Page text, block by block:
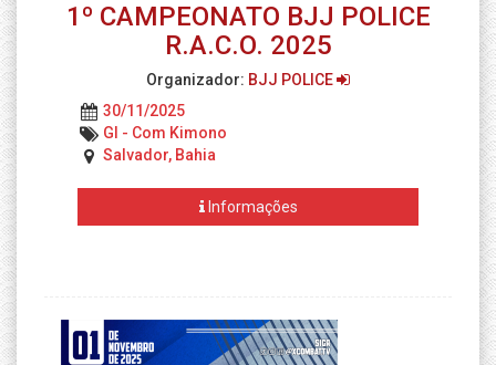
1º CAMPEONATO BJJ POLICE
R.A.C.O. 2025
Organizador: BJJ POLICE
30/11/2025
GI - Com Kimono
Salvador, Bahia
Informações